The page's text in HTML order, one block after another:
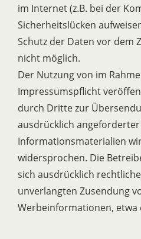
im Internet (z.B. bei der
Sicherheitslücken
Schutz der Daten vor dem
nicht möglich.
Der Nutzung von im
Impressumspflicht
durch Dritte zur
ausdrücklich
Informationsmaterialien
widersprochen. Die
sich ausdrücklich
unverlangten Zusendung
Werbeinformationen, etwa